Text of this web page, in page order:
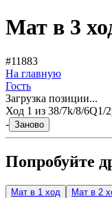
Мат в 3
#11883
На главную
Гость
Загрузка позиции...
Ход 1 из 38/7k/8/6Q1/
- Заново
Попробуйте
Мат в 1 ход Мат в 2